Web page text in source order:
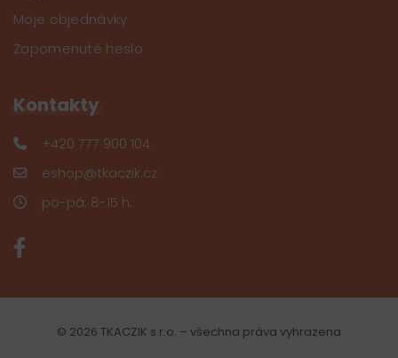
Moje objednávky
Zapomenuté heslo
Kontakty
+420 777 900 104
eshop@tkaczik.cz
po-pá: 8-15 h.
© 2026 TKACZIK s.r.o. – všechna práva vyhrazena